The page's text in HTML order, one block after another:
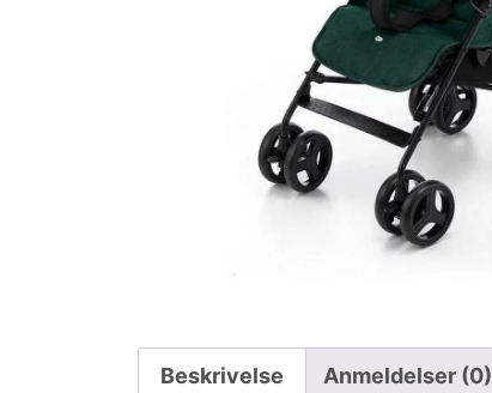
Beskrivelse Anmeldelser (0)